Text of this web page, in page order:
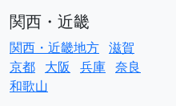
関西・近畿
関西・近畿地方 滋賀
京都 大阪 兵庫 奈良
和歌山